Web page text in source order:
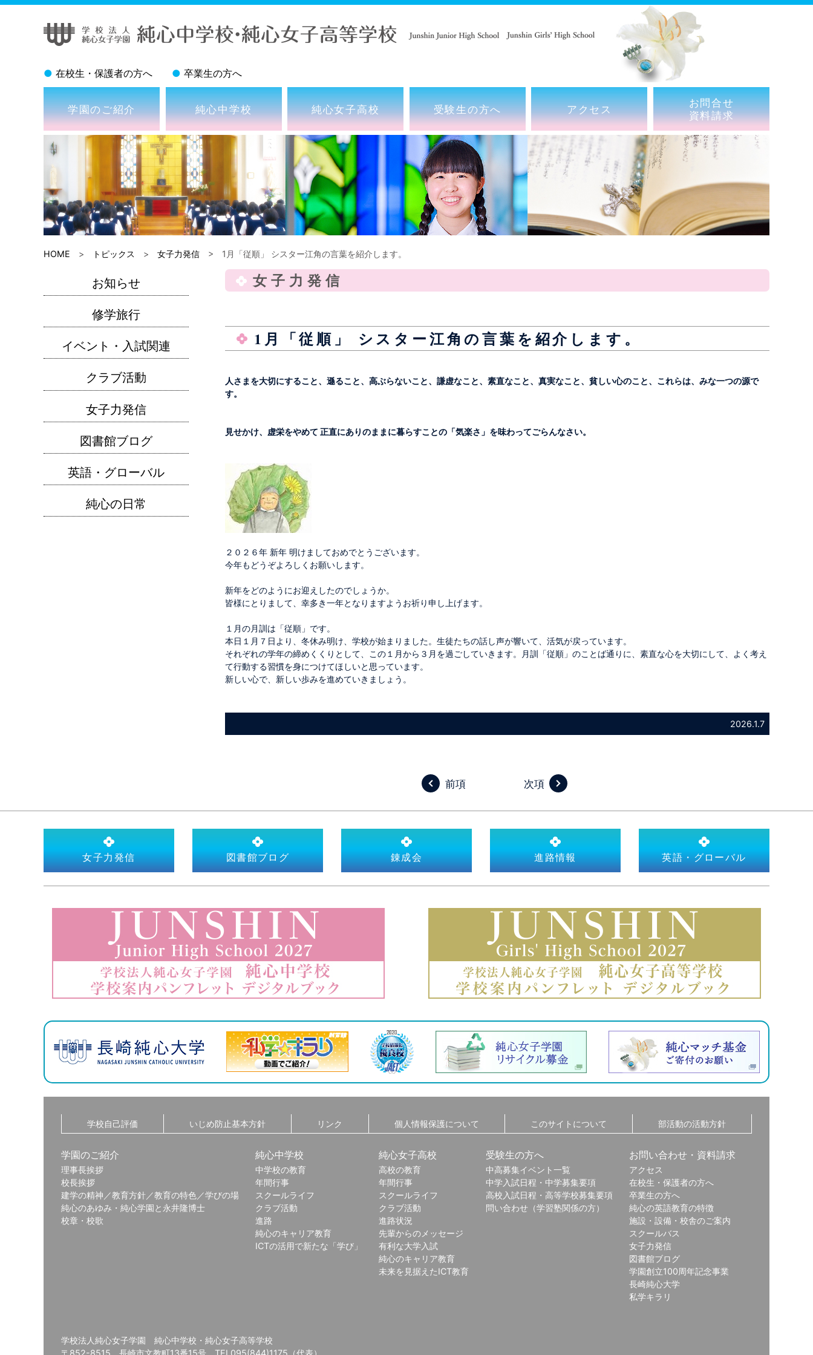
● 在校生・保護者の方へ ● 卒業生の方へ
学園のご紹介 純心中学校 純心女子高校 受験生の方へ アクセス
お問合せ
資料請求
HOME > トピックス > 女子力発信 > 1月「従順」 シスター江角の言葉を紹介します。
女子力発信
1月「従順」 シスター江角の言葉を紹介します。
人さまを大切にすること、遜ること、高ぶらないこと、謙虚なこと、素直なこと、真実なこと、貧しい心のこと、これらは、みな一つの源で
す。
見せかけ、虚栄をやめて 正直にありのままに暮らすことの「気楽さ」を味わってごらんなさい。
２０２６年 新年 明けましておめでとうございます。
今年もどうぞよろしくお願いします。
新年をどのようにお迎えしたのでしょうか。
皆様にとりまして、幸多き一年となりますようお祈り申し上げます。
１月の月訓は「従順」です。
本日１月７日より、冬休み明け、学校が始まりました。生徒たちの話し声が響いて、活気が戻っています。
それぞれの学年の締めくくりとして、この１月から３月を過ごしていきます。月訓「従順」のことば通りに、素直な心を大切にして、よく考え
て行動する習慣を身につけてほしいと思っています。
新しい心で、新しい歩みを進めていきましょう。
2026.1.7
前項 次項
お知らせ
修学旅行
イベント・入試関連
クラブ活動
女子力発信
図書館ブログ
英語・グローバル
純心の日常
女子力発信 図書館ブログ 錬成会 進路情報 英語・グローバル
学校自己評価 いじめ防止基本方針 リンク 個人情報保護について このサイトについて 部活動の活動方針
学園のご紹介
理事長挨拶
校長挨拶
建学の精神／教育方針／教育の特色／学びの場
純心のあゆみ・純心学園と永井隆博士
校章・校歌
純心中学校
中学校の教育
年間行事
スクールライフ
クラブ活動
進路
純心のキャリア教育
ICTの活用で新たな「学び」
純心女子高校
高校の教育
年間行事
スクールライフ
クラブ活動
進路状況
先輩からのメッセージ
有利な大学入試
純心のキャリア教育
未来を見据えたICT教育
受験生の方へ
中高募集イベント一覧
中学入試日程・中学募集要項
高校入試日程・高等学校募集要項
問い合わせ（学習塾関係の方）
お問い合わせ・資料請求
アクセス
在校生・保護者の方へ
卒業生の方へ
純心の英語教育の特徴
施設・設備・校舎のご案内
スクールバス
女子力発信
図書館ブログ
学園創立100周年記念事業
長崎純心大学
私学キラリ
学校法人純心女子学園 純心中学校・純心女子高等学校
〒852-8515 長崎市文教町13番15号 TEL095(844)1175（代表）